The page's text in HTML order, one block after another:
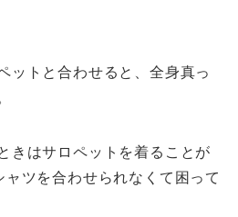
ットと合わせると、全身真っ
きはサロペットを着ることが
ツを合わせられなくて困って